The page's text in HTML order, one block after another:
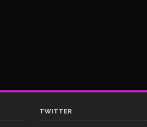
TWITTER